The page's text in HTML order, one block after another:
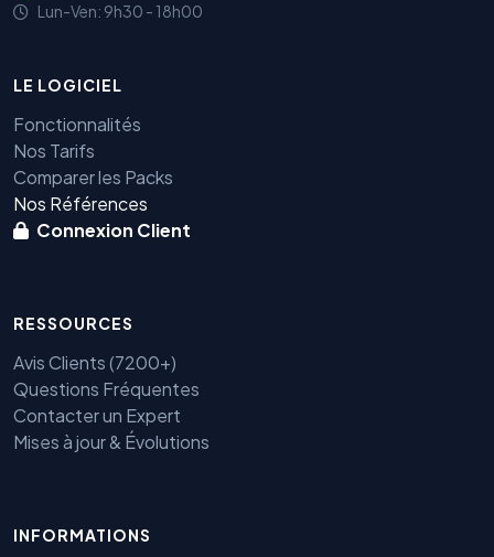
Lun-Ven: 9h30 - 18h00
LE LOGICIEL
Fonctionnalités
Nos Tarifs
Comparer les Packs
Nos Références
Connexion Client
RESSOURCES
Avis Clients (7200+)
Questions Fréquentes
Contacter un Expert
Mises à jour & Évolutions
INFORMATIONS